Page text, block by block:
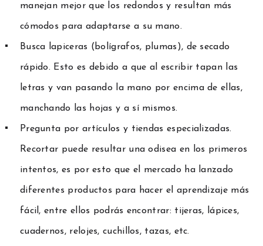
manejan mejor que los redondos y resultan más
cómodos para adaptarse a su mano.
Busca lapiceras (bolígrafos, plumas), de secado
rápido. Esto es debido a que al escribir tapan las
letras y van pasando la mano por encima de ellas,
manchando las hojas y a sí mismos.
Pregunta por artículos y tiendas especializadas.
Recortar puede resultar una odisea en los primeros
intentos, es por esto que el mercado ha lanzado
diferentes productos para hacer el aprendizaje más
fácil, entre ellos podrás encontrar: tijeras, lápices,
cuadernos, relojes, cuchillos, tazas, etc.